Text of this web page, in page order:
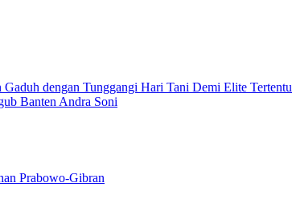
dengan Tunggangi Hari Tani Demi Elite Tertentu
Banten Andra Soni
Prabowo-Gibran